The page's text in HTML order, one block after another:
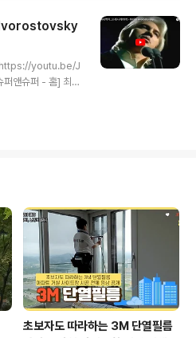
youtu.be/J
앤슈퍼 - 홈] 최고
동산컨설팅, 영
초보자도 따라하는 3M 단열필름